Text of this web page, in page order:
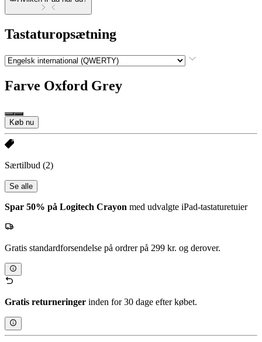
Tastaturopsætning
Farve Oxford Grey
Køb nu
Særtilbud (2)
Se alle
Spar 50% på Logitech Crayon med udvalgte iPad-tastaturetuier
Gratis standardforsendelse på ordrer på 299 kr. og derover.
Gratis returneringer inden for 30 dage efter købet.